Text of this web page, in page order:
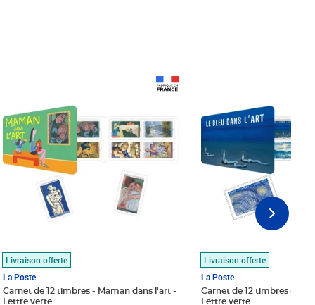
Livraison offerte
La Poste
Carnet de 12 timbres - Maman dans l'art -
Lettre verte
Livraison offerte
La Poste
Carnet de 12 timbres - Le
Lettre verte